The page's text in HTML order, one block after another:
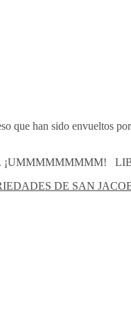
que han sido envueltos
¡UMMMMMMMMM!
DE SAN